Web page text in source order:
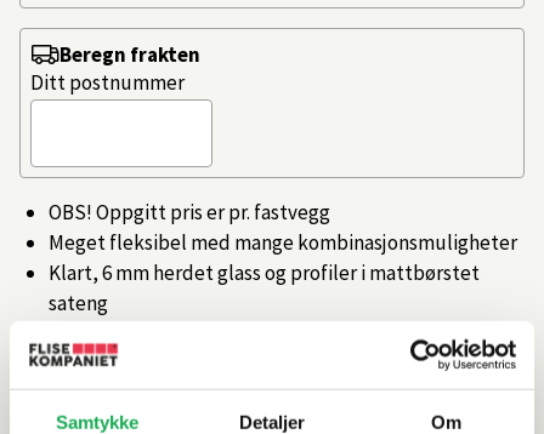
Samtykke Detaljer Om
OBS! Oppgitt pris er pr. fastvegg
Meget fleksibel med mange kombinasjonsmuligheter
Klart, 6 mm herdet glass og profiler i mattbørstet
sateng
Vendbar - kan monteres på både høyre og venstre side
Må kombineres med støttestag (selges separat)
Artikkelnr.
101381361
Beregn frakten
Ditt postnummer